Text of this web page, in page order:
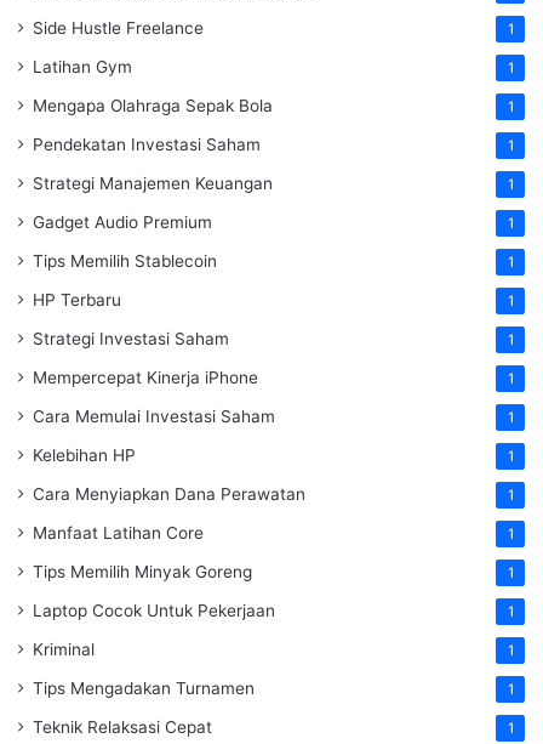
Side Hustle Freelance 1
Latihan Gym 1
Mengapa Olahraga Sepak Bola 1
Pendekatan Investasi Saham 1
Strategi Manajemen Keuangan 1
Gadget Audio Premium 1
Tips Memilih Stablecoin 1
HP Terbaru 1
Strategi Investasi Saham 1
Mempercepat Kinerja iPhone 1
Cara Memulai Investasi Saham 1
Kelebihan HP 1
Cara Menyiapkan Dana Perawatan 1
Manfaat Latihan Core 1
Tips Memilih Minyak Goreng 1
Laptop Cocok Untuk Pekerjaan 1
Kriminal 1
Tips Mengadakan Turnamen 1
Teknik Relaksasi Cepat 1